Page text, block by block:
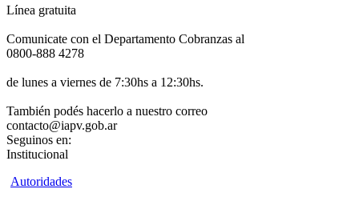
Línea gratuita
Comunicate con el Departamento Cobranzas al
0800-888 4278
de lunes a viernes de 7:30hs a 12:30hs.
También podés hacerlo a nuestro correo
contacto@iapv.gob.ar
Seguinos en:
Institucional
Autoridades